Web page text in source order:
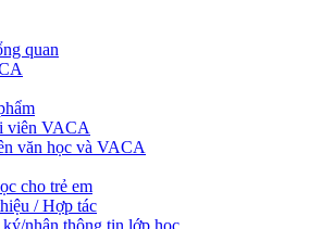
quan
viên VACA
văn học và VACA
cho trẻ em
/ Hợp tác